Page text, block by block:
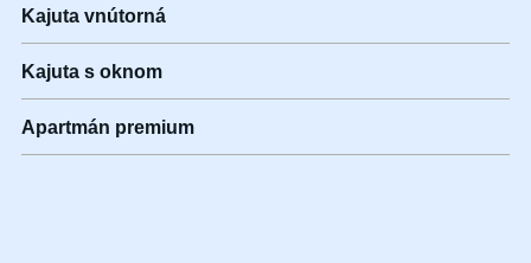
Kajuta vnútorná
Kajuta s oknom
Apartmán premium